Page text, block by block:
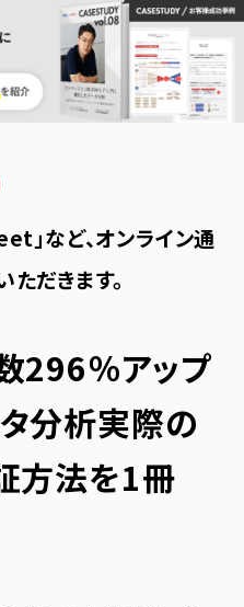
」など、オンライン通
だきます。
296％アップ
分析実際の
方法を1冊